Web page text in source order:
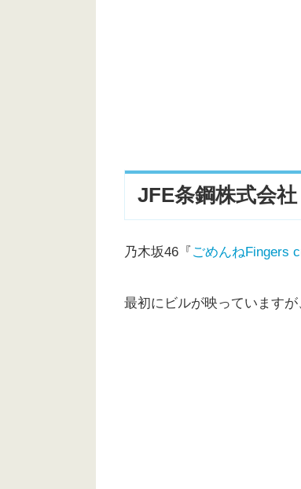
JFE条鋼株式会
乃木坂46『 ごめんねFingers
最初にビルが映っていますが